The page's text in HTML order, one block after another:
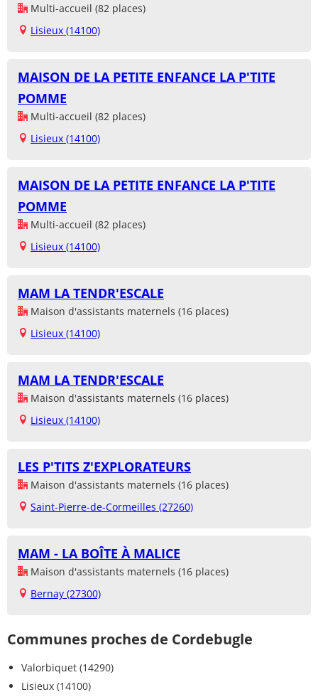
Multi-accueil (82 places)
Lisieux (14100)
MAISON DE LA PETITE ENFANCE LA P'TITE
POMME
Multi-accueil (82 places)
Lisieux (14100)
MAISON DE LA PETITE ENFANCE LA P'TITE
POMME
Multi-accueil (82 places)
Lisieux (14100)
MAM LA TENDR'ESCALE
Maison d'assistants maternels (16 places)
Lisieux (14100)
MAM LA TENDR'ESCALE
Maison d'assistants maternels (16 places)
Lisieux (14100)
LES P'TITS Z'EXPLORATEURS
Maison d'assistants maternels (16 places)
Saint-Pierre-de-Cormeilles (27260)
MAM - LA BOÎTE À MALICE
Maison d'assistants maternels (16 places)
Bernay (27300)
Communes proches de Cordebugle
Valorbiquet (14290)
Lisieux (14100)